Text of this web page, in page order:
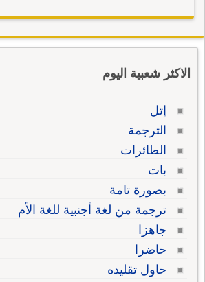
الاكثر شعبية اليوم
إتل
الترجمة
الطائرات
بات
بصورة تامة
ترجمة من لغة أجنبية للغة الأم
جاهزا
حاضرا
حاول تقليده